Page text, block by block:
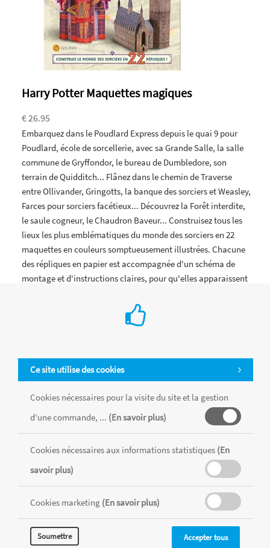
Harry Potter Maquettes magiques
€ 26.95
Embarquez dans le Poudlard Express depuis le quai 9 pour
Poudlard, école de sorcellerie, avec sa Grande Salle, la salle
commune de Gryffondor, le bureau de Dumbledore, son
terrain de Quidditch... Flânez dans le chemin de Traverse
entre Ollivander, Gringotts, la banque des sorciers et Weasley,
Farces pour sorciers facétieux... Découvrez la Forêt interdite,
le saule cogneur, le Chaudron Baveur... Construisez tous les
lieux les plus emblématiques du monde des sorciers en 22
maquettes en couleurs somptueusement illustrées. Chacune
des répliques en papier est accompagnée d'un schéma de
montage et d'instructions claires, pour qu'elles apparaissent
incroyables décrits dans le deuxième volet de cet ouvrage,
une encyclopédie illustrée de 32 pages qui vous révélera tous
Ce site utilise des cookies
Cookies nécessaires pour la visite du site et la gestion
d'une commande, ... (En savoir plus)
Cookies nécessaires aux informations statistiques (En
savoir plus)
Cookies marketing (En savoir plus)
Soumettre Accepter tous